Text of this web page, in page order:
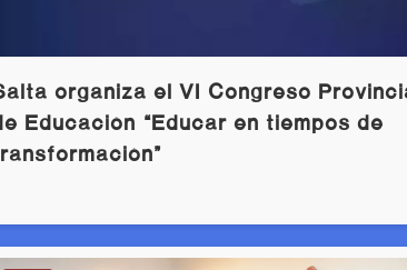
organiza el VI Congreso
Educación “Educar en tiempos de